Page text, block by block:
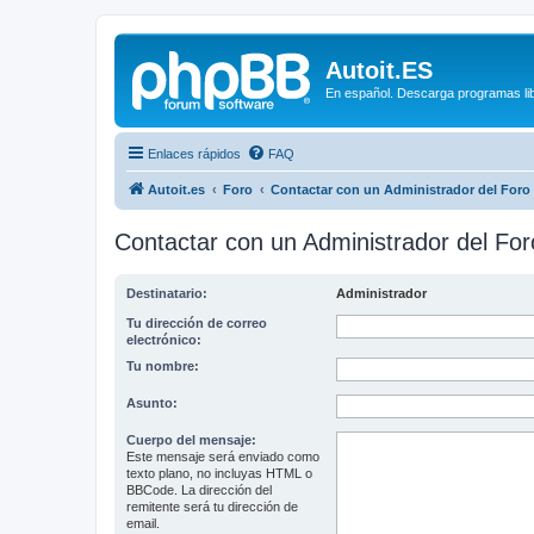
Autoit.ES
En español. Descarga programas
Enlaces rápidos FAQ
Autoit.es Foro Contactar con un Administrador del Foro
Contactar con un Administrador del
Destinatario: Administrador
Tu dirección de correo
electrónico:
Tu nombre:
Asunto:
Cuerpo del mensaje:
Este mensaje será enviado como
texto plano, no incluyas HTML o
BBCode. La dirección del
remitente será tu dirección de
email.